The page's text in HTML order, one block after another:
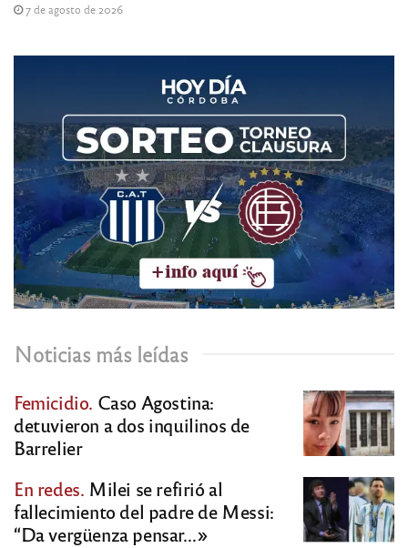
7 de agosto de 2026
Noticias más leídas
Femicidio. Caso Agostina:
detuvieron a dos inquilinos de
Barrelier
En redes. Milei se refirió al
fallecimiento del padre de Messi:
“Da vergüenza pensar…»